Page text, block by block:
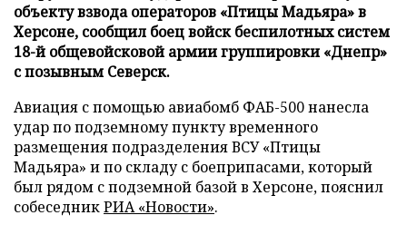
объекту взвода операторов «Птицы Мадьяра» в
Херсоне, сообщил боец войск беспилотных систем
18-й общевойсковой армии группировки «Днепр»
с позывным Северск.
Авиация с помощью авиабомб ФАБ-500 нанесла
удар по подземному пункту временного
размещения подразделения ВСУ «Птицы
Мадьяра» и по складу с боеприпасами, который
был рядом с подземной базой в Херсоне, пояснил
собеседникРИА «Новости».